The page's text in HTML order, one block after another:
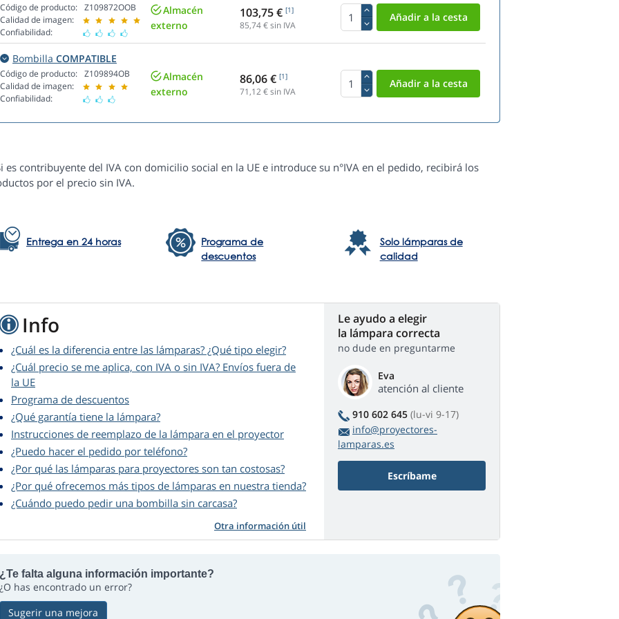
Código de producto:
Calidad de imagen:
Confiabilidad:
Z109872OOB
Almacén
externo
103,75 € [1]
85,74€ sin IVA
Bombilla COMPATIBLE
Código de producto:
Calidad de imagen:
Confiabilidad:
Z109894OB
Almacén
externo
86,06 € [1]
71,12€ sin IVA
es contribuyente del IVA con domicilio social en la UE e introduce su n°IVA en el pedido, recibirá los
por el precio sin IVA.
Entrega en 24 horas
Programa de
descuentos
Solo lámparas de
calidad
Info
¿Cuál es la diferencia entre las lámparas? ¿Qué tipo elegir?
¿Cuál precio se me aplica, con IVA o sin IVA? Envíos fuera de
la UE
Programa de descuentos
¿Qué garantía tiene la lámpara?
Instrucciones de reemplazo de la lámpara en el proyector
¿Puedo hacer el pedido por teléfono?
¿Por qué las lámparas para proyectores son tan costosas?
¿Por qué ofrecemos más tipos de lámparas en nuestra tienda?
¿Cuándo puedo pedir una bombilla sin carcasa?
Otra información útil
Le ayudo a elegir
la lámpara correcta
no dude en preguntarme
Eva
atención al cliente
910 602 645 (lu-vi 9-17)
info@proyectores-
lamparas.es
Escríbame
¿Te falta alguna información importante?
¿O has encontrado un error?
Sugerir una mejora